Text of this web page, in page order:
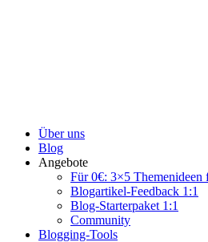
Über uns
Blog
Angebote
Für 0€: 3×5 Themenideen
Blogartikel-Feedback 1:1
Blog-Starterpaket 1:1
Community
Blogging-Tools